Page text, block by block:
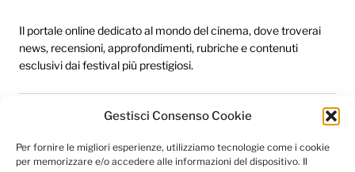
Gestisci Consenso Cookie
Per fornire le migliori esperienze, utilizziamo tecnologie come i cookie
per memorizzare e/o accedere alle informazioni del dispositivo. Il
Il portale online dedicato al mondo del cinema, dove troverai
news, recensioni, approfondimenti, rubriche e contenuti
esclusivi dai festival più prestigiosi.
Redazione
Categorie